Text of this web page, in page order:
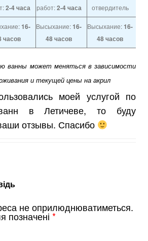
2-4 часа
работ:2-4 часа
отвердитель
16-
часов
Высыхание:16-
48 часов
Высыхание:16-
48 часов
ванны может меняться в зависимости
и текущей цены на акрил
моей услугой по
ванн в Летичеве, то буду
отзывы. Спасибо
не оприлюднюватиметься.
позначені *